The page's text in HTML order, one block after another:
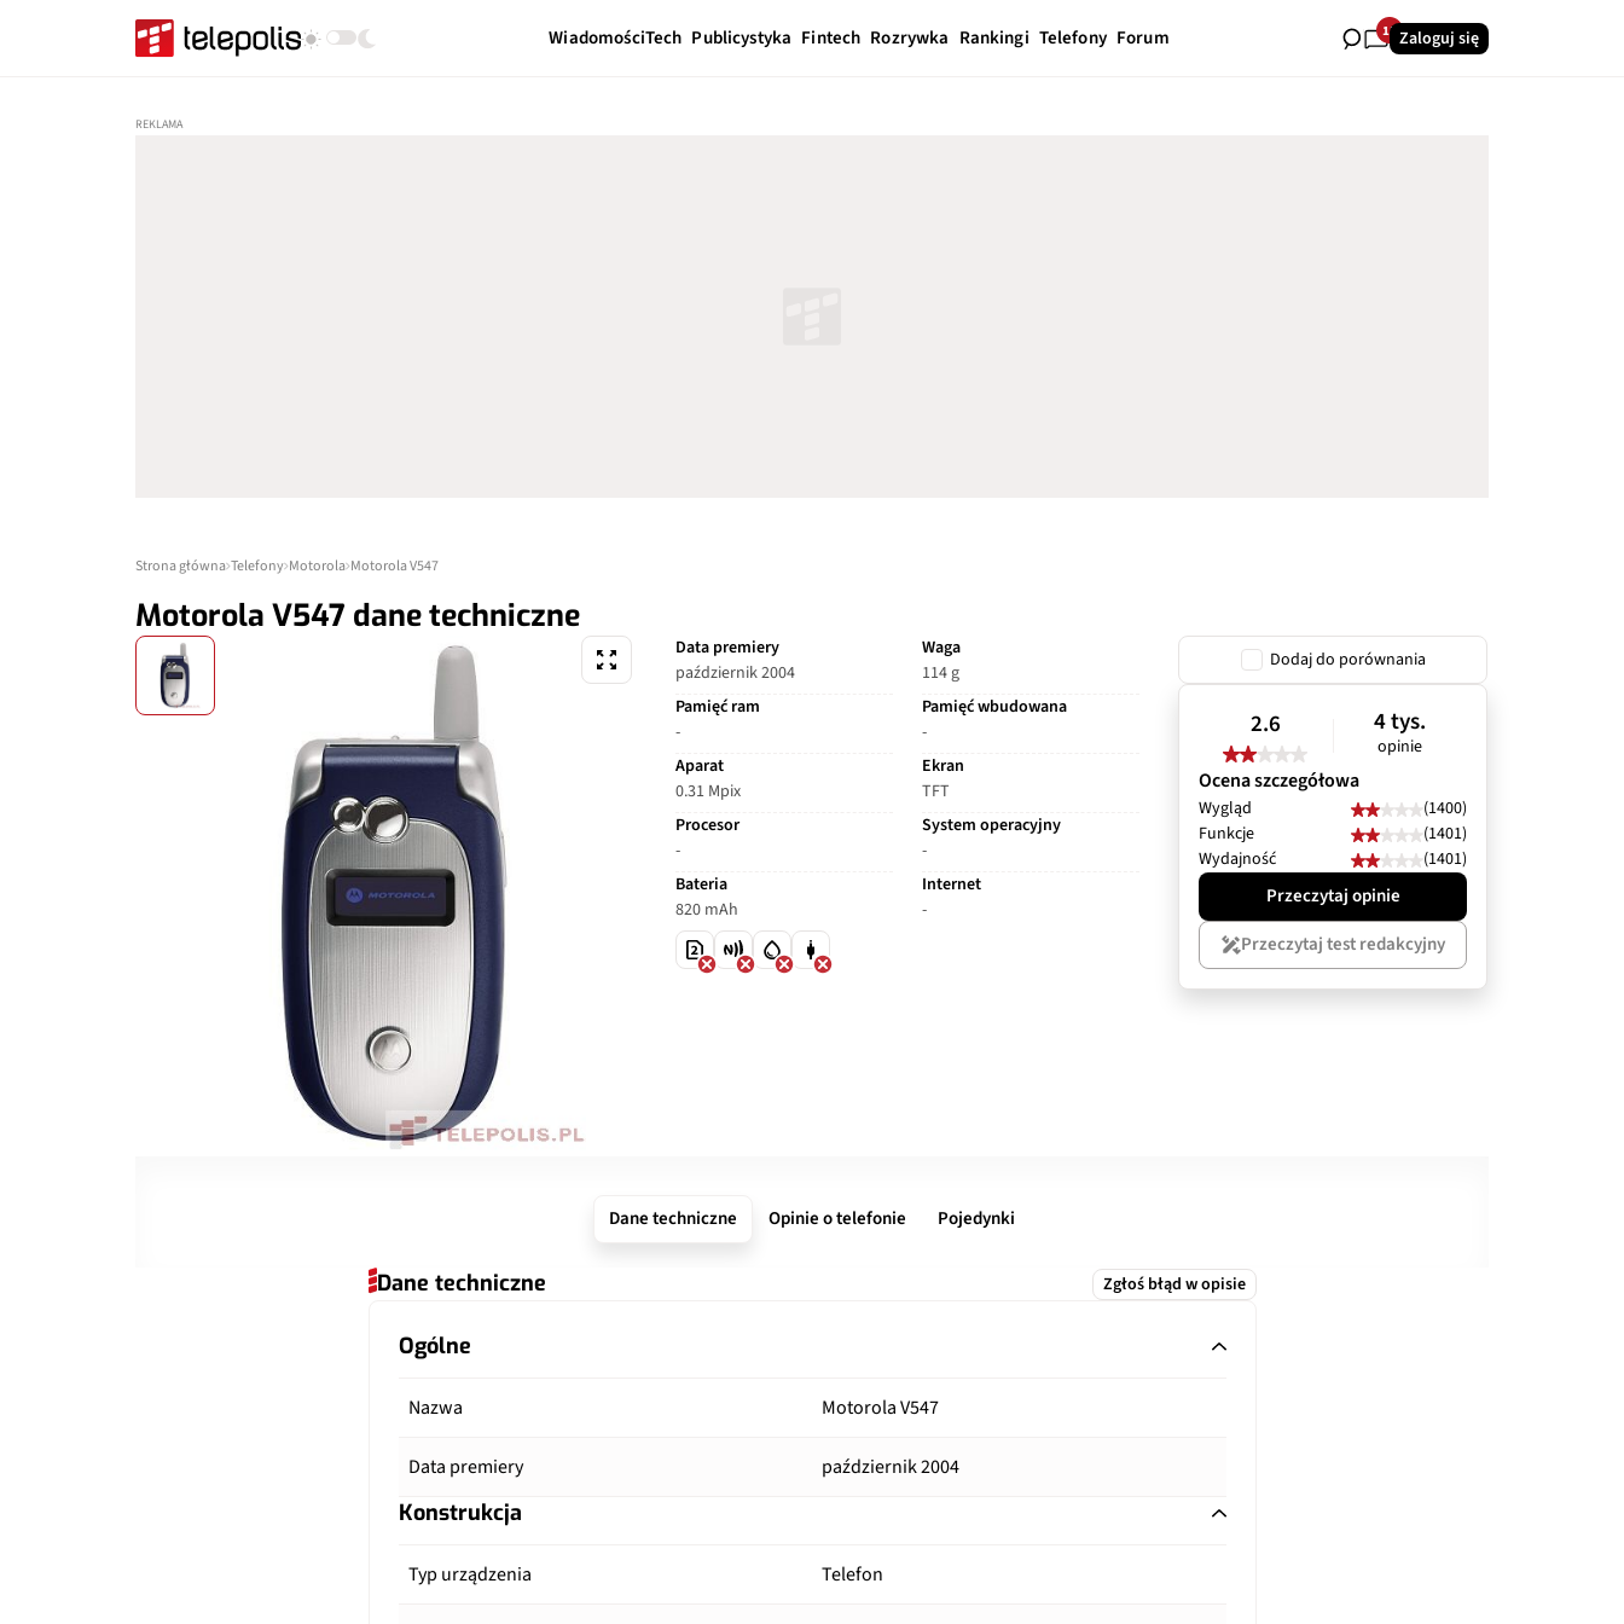
WiadomościTech Publicystyka Fintech Rozrywka Rankingi Telefony Forum 15Zaloguj się
Strona główna Telefony Motorola Motorola V547
Motorola V547 dane techniczne
Data premiery
październik 2004
Pamięć ram
-
Aparat
0.31 Mpix
Procesor
-
Bateria
820 mAh
Waga
114 g
Pamięć wbudowana
-
Ekran
TFT
System operacyjny
-
Internet
-
Dodaj do porównania
2.6 4 tys.
opinie
Ocena szczegółowa
Wygląd
(1400)
Funkcje
(1401)
Wydajność
(1401)
Przeczytaj opinie
Przeczytaj test redakcyjny
Dane techniczne Opinie o telefonie Pojedynki
Dane techniczne Zgłoś błąd w opisie
Ogólne
Nazwa Motorola V547
Data premiery październik 2004
Konstrukcja
Typ urządzenia Telefon